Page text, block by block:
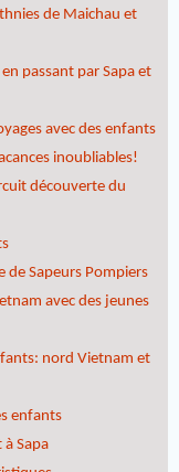
de Maichau et
passant par Sapa et
avec des enfants
inoubliables!
découverte du
de Sapeurs Pompiers
avec des jeunes
nord Vietnam et
enfants
à Sapa